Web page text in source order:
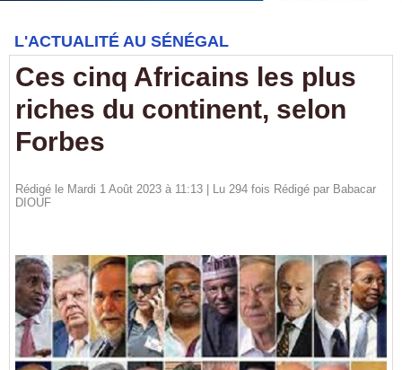
L'ACTUALITÉ AU SÉNÉGAL
Ces cinq Africains les plus
riches du continent, selon
Forbes
Rédigé le Mardi 1 Août 2023 à 11:13 | Lu 294 fois Rédigé par Babacar
DIOUF